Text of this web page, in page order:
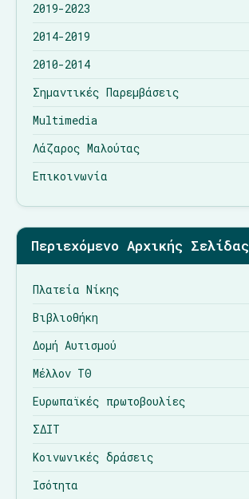
2019-2023
2014-2019
2010-2014
Σημαντικές Παρεμβάσεις
Multimedia
Λάζαρος Μαλούτας
Επικοινωνία
Περιεχόμενο Αρχικής Σελίδας
Πλατεία Νίκης
Βιβλιοθήκη
Δομή Αυτισμού
Μέλλον ΤΘ
Ευρωπαϊκές πρωτοβουλίες
ΣΔΙΤ
Κοινωνικές δράσεις
Ισότητα